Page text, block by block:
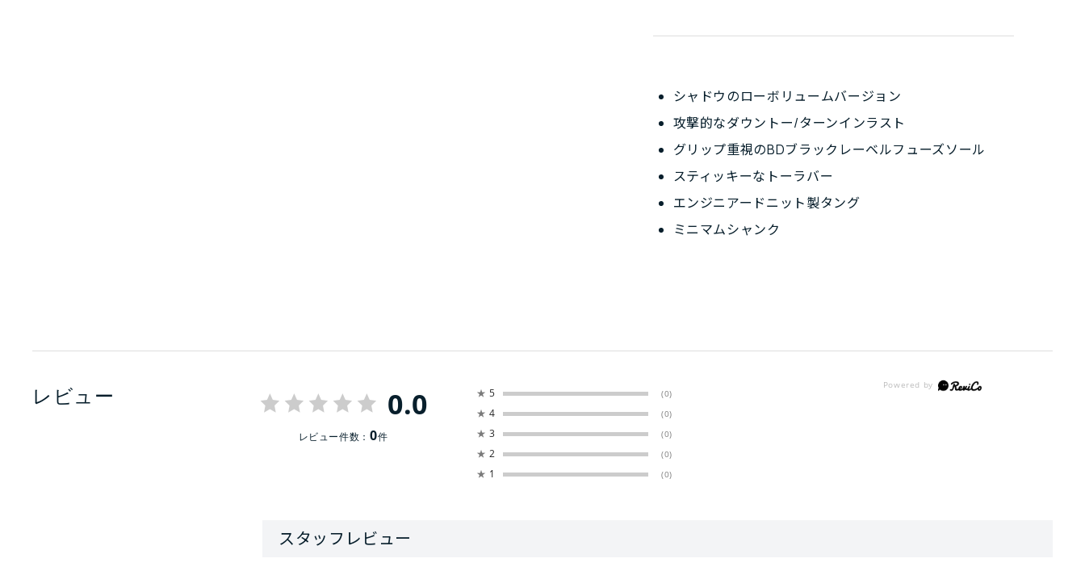
シャドウのローボリュームバージョン
攻撃的なダウントー/ターンインラスト
グリップ重視のBDブラックレーベルフューズソール
スティッキーなトーラバー
エンジニアードニット製タング
ミニマムシャンク
レビュー 0.0
レビュー件数：0件
★ 5 (0)
★ 4 (0)
★ 3 (0)
★ 2 (0)
★ 1 (0)